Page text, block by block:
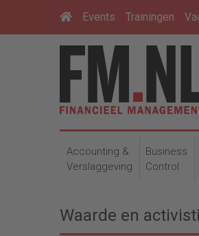
Events Trainingen
Accounting &
Verslaggeving
Business
Control
Waarde en